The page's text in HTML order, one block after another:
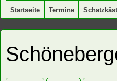
Startseite Termine